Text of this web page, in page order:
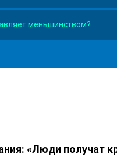
меньшинством?
«Люди получат